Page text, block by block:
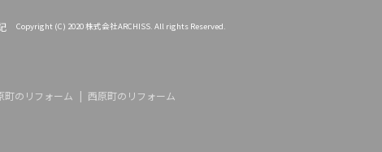
Copyright (C) 2020 株式会社ARCHISS. All rights Reserved.
町のリフォーム
西原町のリフォーム